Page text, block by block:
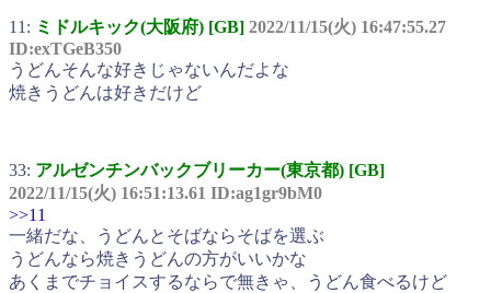
11: ミドルキック(大阪府) [GB] 2022/11/15(火) 16:47:55.27
ID:exTGeB350
うどんそんな好きじゃないんだよな
焼きうどんは好きだけど
33: アルゼンチンバックブリーカー(東京都) [GB]
2022/11/15(火) 16:51:13.61 ID:ag1gr9bM0
>>11
一緒だな、うどんとそばならそばを選ぶ
うどんなら焼きうどんの方がいいかな
あくまでチョイスするならで無きゃ、うどん食べるけど